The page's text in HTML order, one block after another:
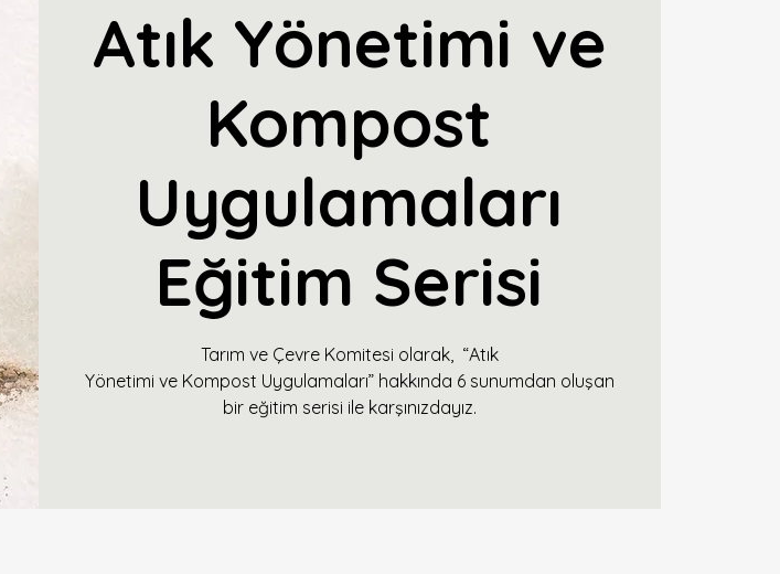
Atık Yönetimi ve
Kompost
Uygulamaları
Eğitim Serisi
Tarım ve Çevre Komitesi olarak, “Atık
Yönetimi ve Kompost Uygulamaları” hakkında 6 sunumdan oluşan
bir eğitim serisi ile karşınızdayız.